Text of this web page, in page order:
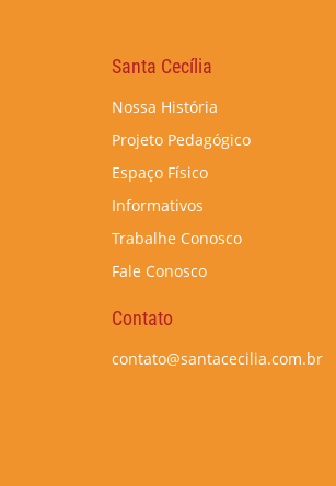
Santa Cecília
Nossa História
Projeto Pedagógico
Espaço Físico
Informativos
Trabalhe Conosco
Fale Conosco
Contato
contato@santacecilia.com.br